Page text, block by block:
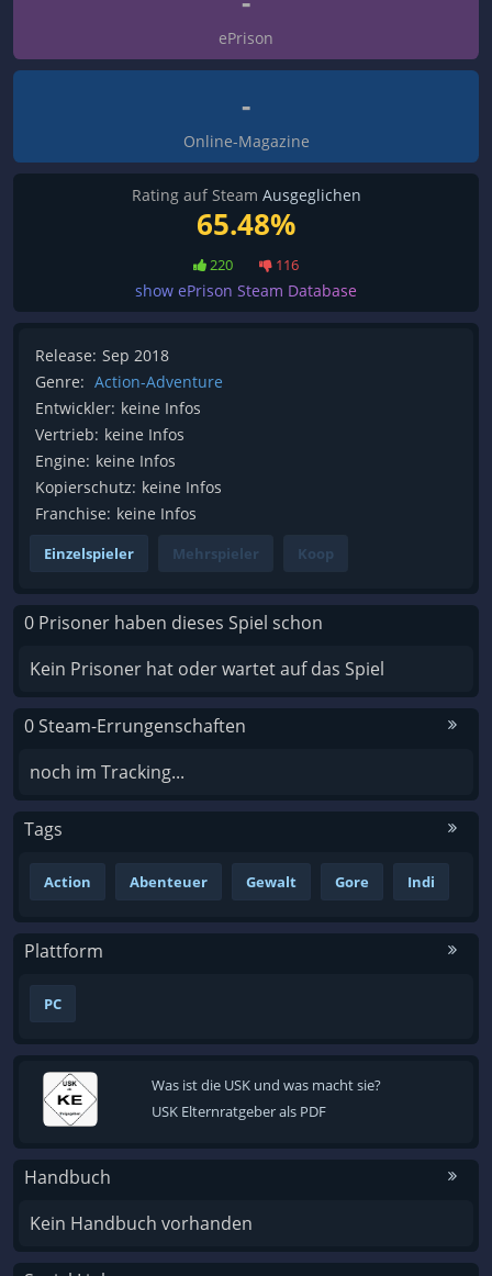
ePrison
-
Online-Magazine
Rating auf Steam Ausgeglichen
65.48%
220 116
show ePrison Steam Database
Release: Sep 2018
Genre: Action-Adventure
Entwickler: keine Infos
Vertrieb: keine Infos
Engine: keine Infos
Kopierschutz: keine Infos
Franchise: keine Infos
Einzelspieler Mehrspieler Koop
0 Prisoner haben dieses Spiel schon
Kein Prisoner hat oder wartet auf das Spiel
0 Steam-Errungenschaften
noch im Tracking...
Tags
Action Abenteuer Gewalt Gore Indi
Plattform
PC
Was ist die USK und was macht sie?
USK Elternratgeber als PDF
Handbuch
Kein Handbuch vorhanden